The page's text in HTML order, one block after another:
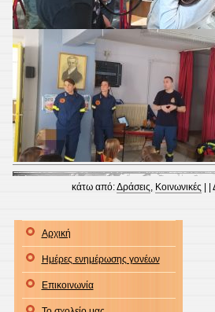
κάτω από:Δράσεις, Κοινωνικές | |
Αρχική
Ημέρες ενημέρωσης γονέων
Επικοινωνία